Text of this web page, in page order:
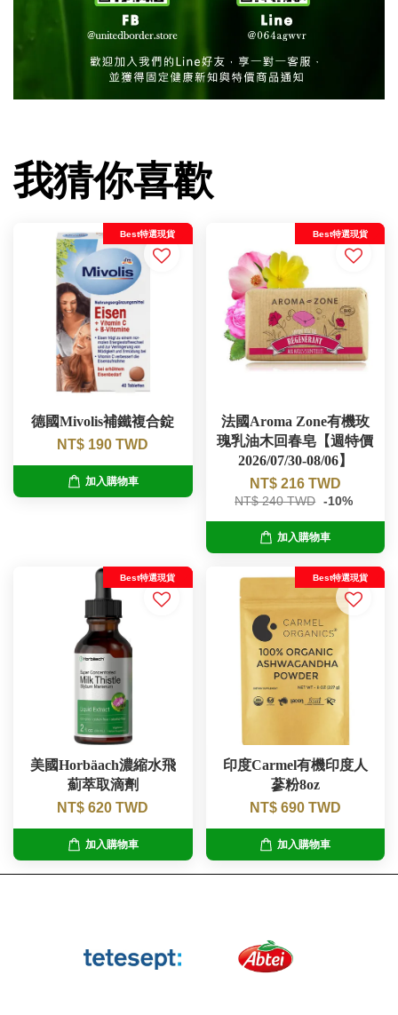
我猜你喜歡
Best特選現貨
德國Mivolis補鐵複合錠
NT$ 190 TWD
加入購物車
Best特選現貨
法國Aroma Zone有機玫
瑰乳油木回春皂【週特價
2026/07/30-08/06】
NT$ 216 TWD
NT$ 240 TWD -10%
加入購物車
Best特選現貨
美國Horbäach濃縮水飛
薊萃取滴劑
NT$ 620 TWD
加入購物車
Best特選現貨
印度Carmel有機印度人
蔘粉8oz
NT$ 690 TWD
加入購物車